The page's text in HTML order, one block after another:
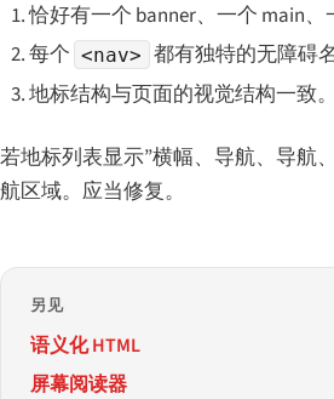
恰好有一个 banner、一个 main、
每个 <nav> 都有独特的无障碍名
地标结构与页面的视觉结构一致。
若地标列表显示”横幅、导航、导航
航区域。应当修复。
另见
语义化 HTML
屏幕阅读器